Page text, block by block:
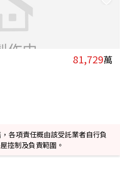
81,729萬
各項責任概由該受託業者自行負
控制及負責範圍。